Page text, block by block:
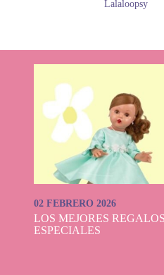
Lalaloopsy
02 FEBRERO 2026
LOS MEJORES
ESPECIALES